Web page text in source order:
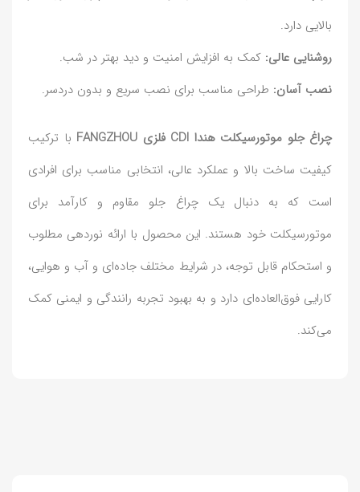
بالایی دارد.
روشنایی عالی: کمک به افزایش امنیت و دید بهتر در شب.
نصب آسان: طراحی مناسب برای نصب سریع و بدون دردسر.
چراغ جلو موتورسیکلت هندا CDI فلزی FANGZHOU
با ترکیب
کیفیت ساخت بالا و عملکرد عالی، انتخابی مناسب برای افرادی
است که به دنبال یک چراغ جلو مقاوم و کارآمد برای
موتورسیکلت خود هستند. این محصول با ارائه نوردهی مطلوب
و استحکام قابل توجه، در شرایط مختلف جاده‌ای و آب و هوایی،
کارایی فوق‌العاده‌ای دارد و به بهبود تجربه رانندگی و ایمنی کمک
می‌کند.